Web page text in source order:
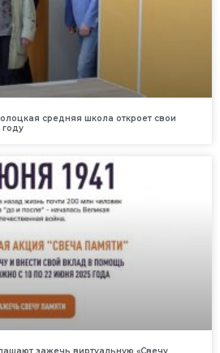
средняя школа откроет свои
зажечь виртуальную «Свечу